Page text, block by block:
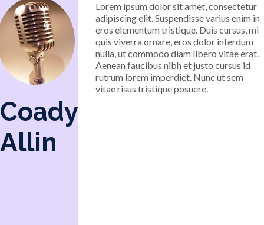
Coady
Allin
Lorem ipsum dolor sit amet, consectetur
adipiscing elit. Suspendisse varius enim in
eros elementum tristique. Duis cursus, mi
quis viverra ornare, eros dolor interdum
nulla, ut commodo diam libero vitae erat.
Aenean faucibus nibh et justo cursus id
rutrum lorem imperdiet. Nunc ut sem
vitae risus tristique posuere.